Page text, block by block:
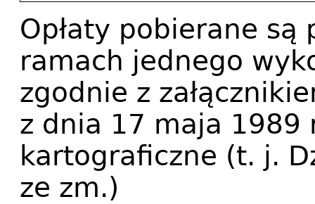
Opłaty pobierane są
ramach jednego
zgodnie z
z dnia 17 maja 1989
kartograficzne (t. j.
ze zm.)